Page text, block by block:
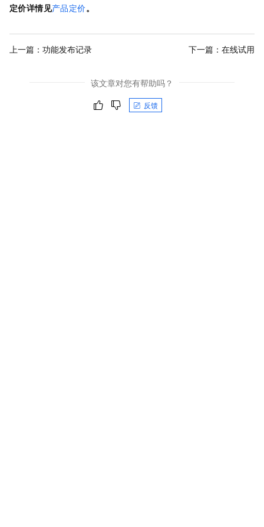
定价详情见产品定价。
上一篇： 功能发布记录 下一篇： 在线试用
该文章对您有帮助吗？
反馈